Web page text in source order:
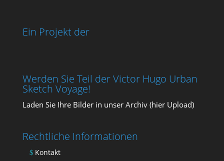
Ein Projekt der
Werden Sie Teil der Victor Hugo Urban
Sketch Voyage!
Laden Sie Ihre Bil­der in unser Archiv (hier Upload)
Rechtliche Informationen
Kontakt